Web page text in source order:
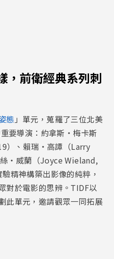
，前衛經典系列刺
態 」單元，蒐羅了三位北美
要導演：約拿斯・梅卡斯
）、賴瑞・高譚（Larry
・威蘭（Joyce Wieland,
精神構築出影像的純粹，
對於電影的思辨。TIDF以
此單元，邀請觀眾一同拓展